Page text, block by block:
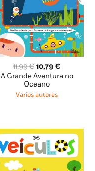
11,99€ O
preço
original
era:
10,79€O
preço
A Grande Aventura no
Oceano
Varios autores